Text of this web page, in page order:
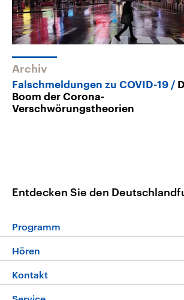
Archiv
Falschmeldungen zu COVID-19
Boom der Corona-
Verschwörungstheorien
Entdecken Sie den
Programm
Programm
Die Nachrichten
Hören
Livestream
Kontakt
Hörerservice